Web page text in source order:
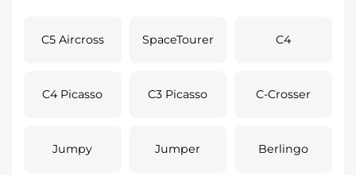
C5 Aircross SpaceTourer C4
C4 Picasso C3 Picasso C-Crosser
Jumpy Jumper Berlingo